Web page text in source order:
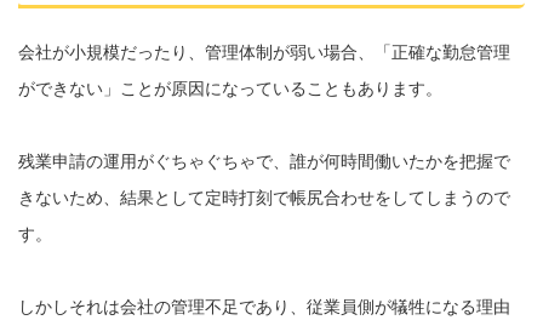
会社が小規模だったり、管理体制が弱い場合、「正確な勤怠管理
ができない」ことが原因になっていることもあります。
残業申請の運用がぐちゃぐちゃで、誰が何時間働いたかを把握で
きないため、結果として定時打刻で帳尻合わせをしてしまうので
す。
しかしそれは会社の管理不足であり、従業員側が犠牲になる理由